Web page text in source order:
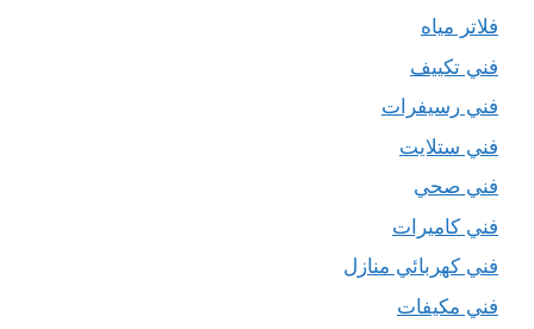
فلاتر مياه
فني تكييف
فني رسيفرات
فني ستلايت
فني صحي
فني كاميرات
فني كهربائي منازل
فني مكيفات